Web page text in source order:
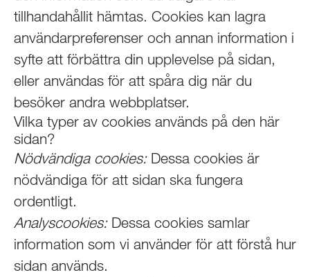
tillhandahållit hämtas. Cookies kan lagra
användarpreferenser och annan information i
syfte att förbättra din upplevelse på sidan,
eller användas för att spåra dig när du
besöker andra webbplatser.
Vilka typer av cookies används på den här
sidan?
Nödvändiga cookies:Dessa cookies är
nödvändiga för att sidan ska fungera
ordentligt.
Analyscookies:Dessa cookies samlar
information som vi använder för att förstå hur
sidan används.